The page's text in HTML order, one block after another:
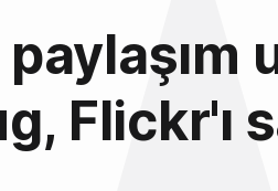
Flickr'ı